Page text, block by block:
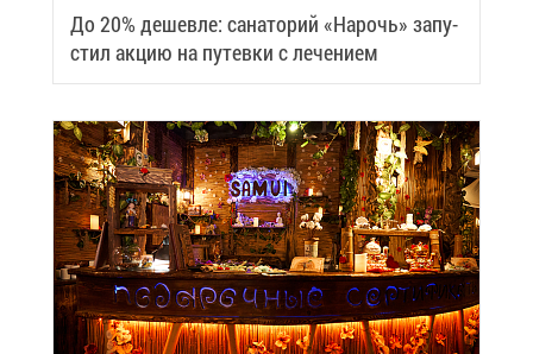
До 20% де­шев­ле: са­на­то­рий «На­рочь» за­пу­
стил ак­цию на пу­тев­ки с ле­че­ни­ем